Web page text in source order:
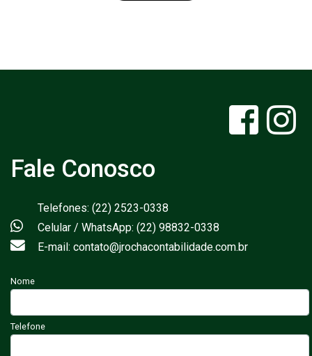
Fale Conosco
Telefones: (22) 2523-0338
Celular / WhatsApp: (22) 98832-0338
E-mail: contato@jrochacontabilidade.com.br
Nome
Telefone